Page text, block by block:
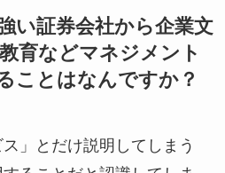
い証券会社から企業文
育などマネジメント
ことはなんですか？
」とだけ説明してしまう